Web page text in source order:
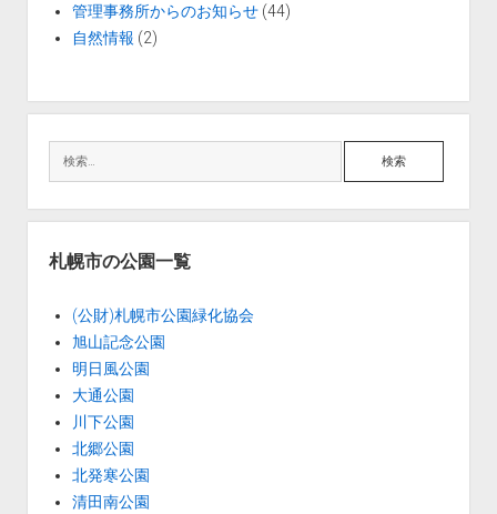
管理事務所からのお知らせ(44)
自然情報 (2)
索
札幌市の公園一覧
(公財)札幌市公園緑化協会
旭山記念公園
明日風公園
大通公園
川下公園
北郷公園
北発寒公園
清田南公園